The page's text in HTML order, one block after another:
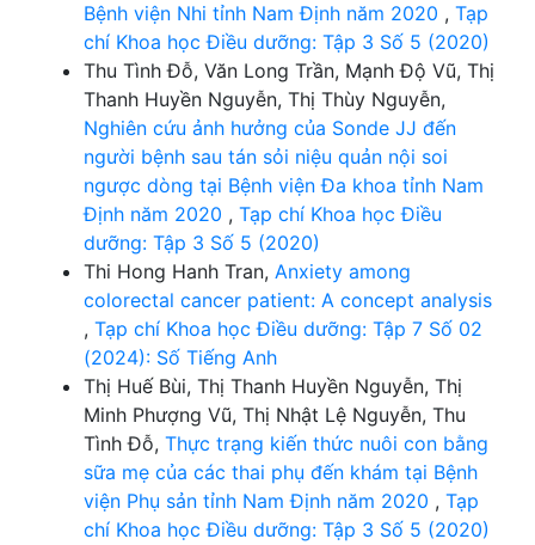
Bệnh viện Nhi tỉnh Nam Định năm 2020 , Tạp
chí Khoa học Điều dưỡng: Tập 3 Số 5 (2020)
Thu Tình Đỗ, Văn Long Trần, Mạnh Độ Vũ, Thị
Thanh Huyền Nguyễn, Thị Thùy Nguyễn,
Nghiên cứu ảnh hưởng của Sonde JJ đến
người bệnh sau tán sỏi niệu quản nội soi
ngược dòng tại Bệnh viện Đa khoa tỉnh Nam
Định năm 2020 , Tạp chí Khoa học Điều
dưỡng: Tập 3 Số 5 (2020)
Thi Hong Hanh Tran, Anxiety among
colorectal cancer patient: A concept analysis
, Tạp chí Khoa học Điều dưỡng: Tập 7 Số 02
(2024): Số Tiếng Anh
Thị Huế Bùi, Thị Thanh Huyền Nguyễn, Thị
Minh Phượng Vũ, Thị Nhật Lệ Nguyễn, Thu
Tình Đỗ, Thực trạng kiến thức nuôi con bằng
sữa mẹ của các thai phụ đến khám tại Bệnh
viện Phụ sản tỉnh Nam Định năm 2020 , Tạp
chí Khoa học Điều dưỡng: Tập 3 Số 5 (2020)